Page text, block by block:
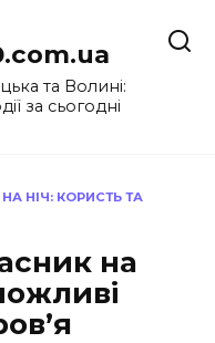
та Волині:
за сьогодні
НІЧ: КОРИСТЬ ТА
на